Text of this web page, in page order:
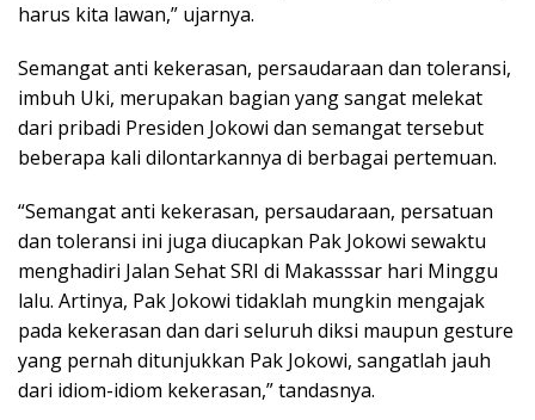
harus kita lawan,” ujarnya.
Semangat anti kekerasan, persaudaraan dan toleransi,
imbuh Uki, merupakan bagian yang sangat melekat
dari pribadi Presiden Jokowi dan semangat tersebut
beberapa kali dilontarkannya di berbagai pertemuan.
“Semangat anti kekerasan, persaudaraan, persatuan
dan toleransi ini juga diucapkan Pak Jokowi sewaktu
menghadiri Jalan Sehat SRI di Makasssar hari Minggu
lalu. Artinya, Pak Jokowi tidaklah mungkin mengajak
pada kekerasan dan dari seluruh diksi maupun gesture
yang pernah ditunjukkan Pak Jokowi, sangatlah jauh
dari idiom-idiom kekerasan,” tandasnya.